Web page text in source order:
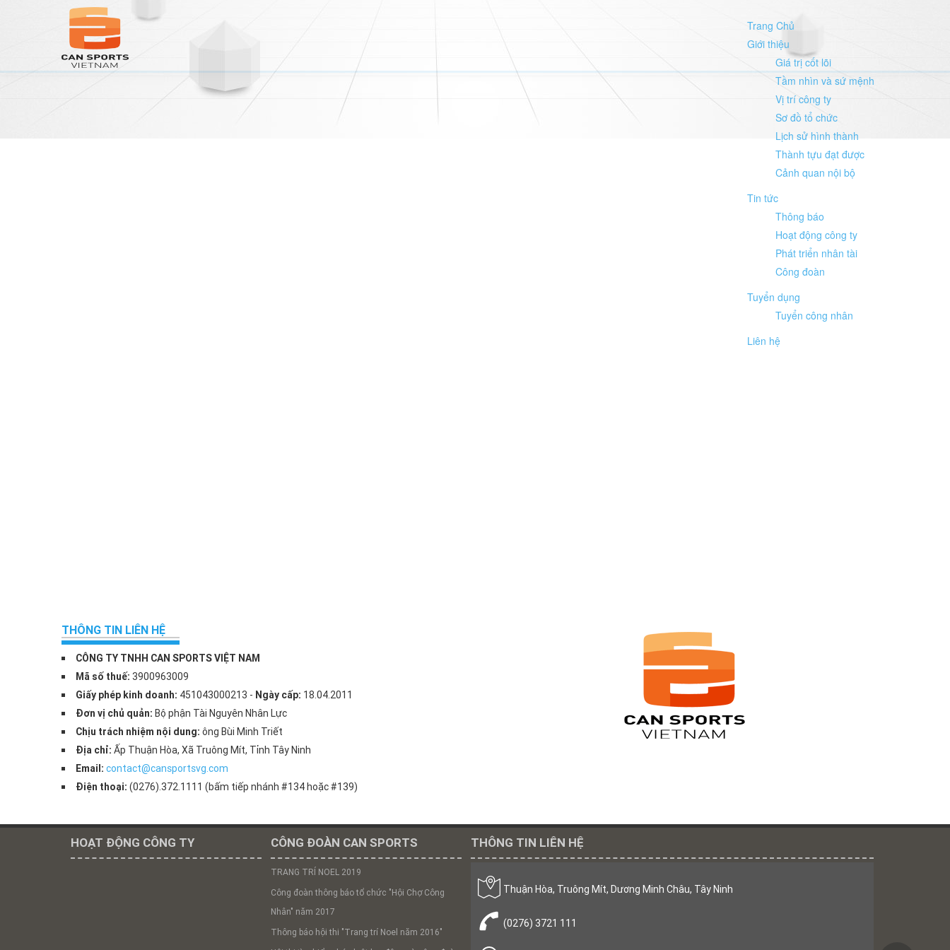
Trang Chủ
Giới thiệu
Giá trị cốt lõi
Tầm nhìn và sứ mệnh
Vị trí công ty
Sơ đồ tổ chức
Lịch sử hình thành
Thành tựu đạt được
Cảnh quan nội bộ
Tin tức
Thông báo
Hoạt động công ty
Phát triển nhân tài
Công đoàn
Tuyển dụng
Tuyển công nhân
Liên hệ
THÔNG TIN LIÊN HỆ
CÔNG TY TNHH CAN SPORTS VIỆT NAM
Mã số thuế: 3900963009
Giấy phép kinh doanh: 451043000213 - Ngày cấp: 18.04.2011
Đơn vị chủ quản: Bộ phận Tài Nguyên Nhân Lực
Chịu trách nhiệm nội dung: ông Bùi Minh Triết
Địa chỉ: Ấp Thuận Hòa, Xã Truông Mít, Tỉnh Tây Ninh
Email: contact@cansportsvg.com
Điện thoại: (0276).372.1111 (bấm tiếp nhánh #134 hoặc #139)
HOẠT ĐỘNG CÔNG TY CÔNG ĐOÀN CAN SPORTS
TRANG TRÍ NOEL 2019
Công đoàn thông báo tổ chức "Hội Chợ Công
Nhân" năm 2017
Thông báo hội thi "Trang trí Noel năm 2016"
THÔNG TIN LIÊN HỆ
Thuận Hòa, Truông Mít, Dương Minh Châu, Tây Ninh
(0276) 3721 111